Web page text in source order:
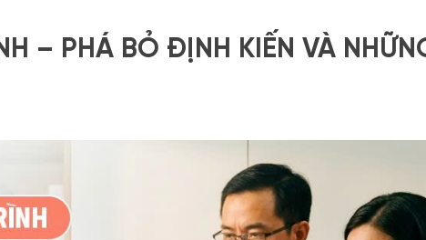
– PHÁ BỎ ĐỊNH KIẾN VÀ